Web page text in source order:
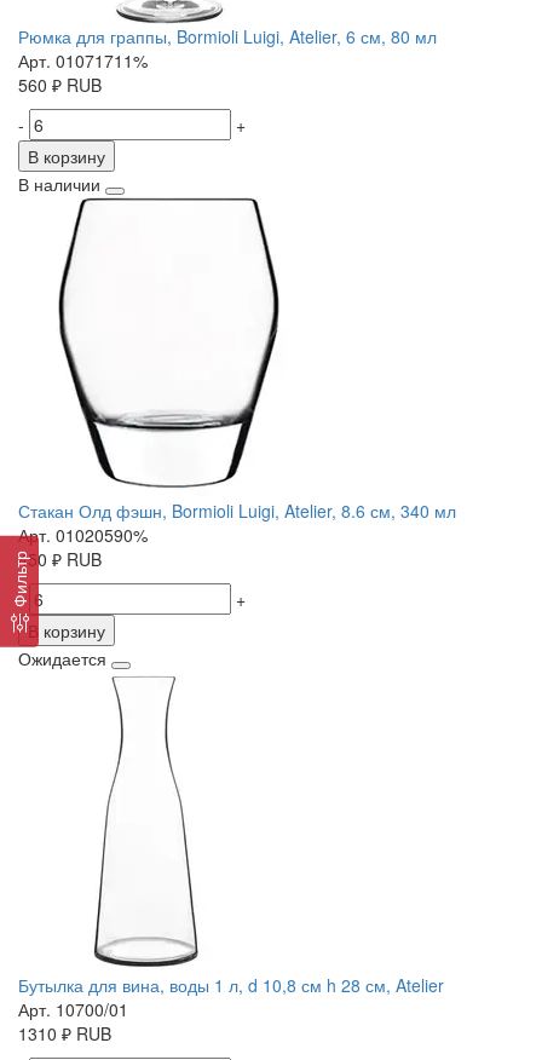
Фильтр
Рюмка для граппы, Bormioli Luigi, Atelier, 6 см, 80 мл
Арт. 01071711%
560 ₽ RUB
-
+
В корзину
В наличии
Стакан Олд фэшн, Bormioli Luigi, Atelier, 8.6 см, 340 мл
Арт. 01020590%
450 ₽ RUB
-
+
В корзину
Ожидается
Бутылка для вина, воды 1 л, d 10,8 см h 28 см, Atelier
Арт. 10700/01
1310 ₽ RUB